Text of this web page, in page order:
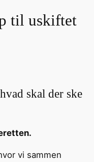
til uskiftet
skal der ske
vi sammen